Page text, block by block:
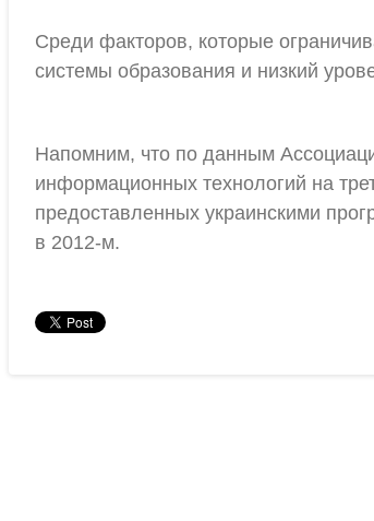
Среди факторов, которые
системы образования и низкий
Напомним, что по данным
информационных технологий на
предоставленных украинскими
в 2012-м.